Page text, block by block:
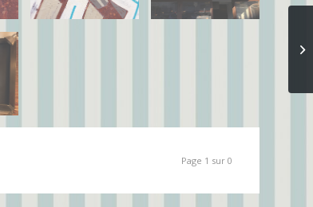
Page 1 sur 0